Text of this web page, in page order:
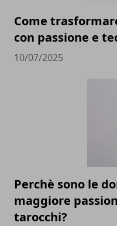
Come
con passione e
10/07/2025
Perchè sono le
maggiore
tarocchi?